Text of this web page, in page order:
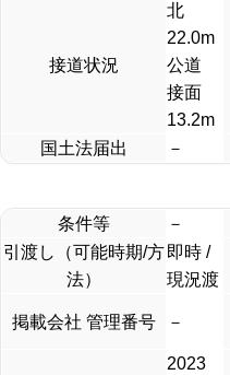
接道状況
北
22.0m
公道
接面
13.2m
国土法届出 －
条件等 －
引渡し（可能時期/方
法）
即時 /
現況渡
掲載会社 管理番号 －
2023